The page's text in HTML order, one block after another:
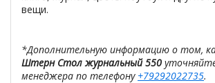
вещи.
*Дополнительную информацию о том,
Штерн Стол журнальный 550
менеджера по телефону +79292022735.